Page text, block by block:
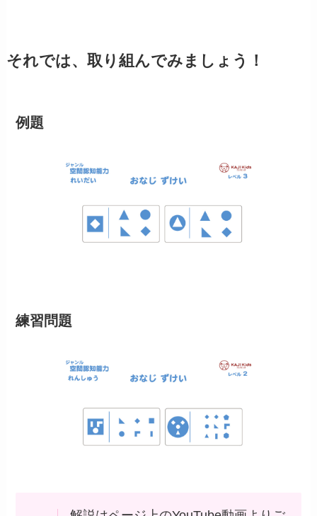
それでは、取り組んでみましょう！
例題
練習問題